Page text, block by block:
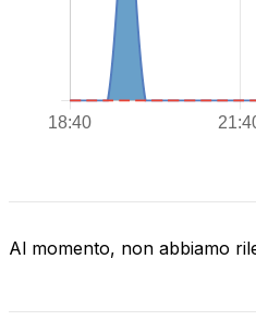
Al momento, non abbiamo